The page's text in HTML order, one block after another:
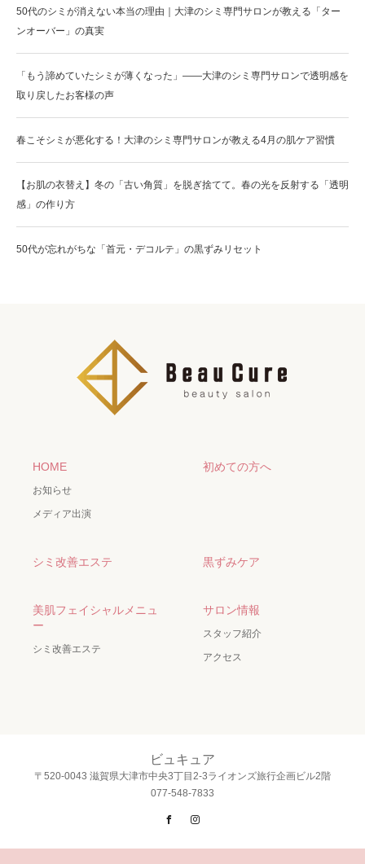
50代のシミが消えない本当の理由｜大津のシミ専門サロンが教える「ター
ンオーバー」の真実
「もう諦めていたシミが薄くなった」——大津のシミ専門サロンで透明感を
取り戻したお客様の声
春こそシミが悪化する！大津のシミ専門サロンが教える4月の肌ケア習慣
【お肌の衣替え】冬の「古い角質」を脱ぎ捨てて。春の光を反射する「透明
感」の作り方
50代が忘れがちな「首元・デコルテ」の黒ずみリセット
HOME
お知らせ
メディア出演
初めての方へ
シミ改善エステ 黒ずみケア
美肌フェイシャルメニュ
ー
シミ改善エステ
サロン情報
スタッフ紹介
アクセス
ビュキュア
〒520-0043 滋賀県大津市中央3丁目2-3ライオンズ旅行企画ビル2階
077-548-7833
Facebook